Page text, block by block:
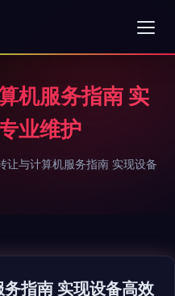
机服务指南 实
业维护
让与计算机服务指南 实现设备
指南 实现设备高效